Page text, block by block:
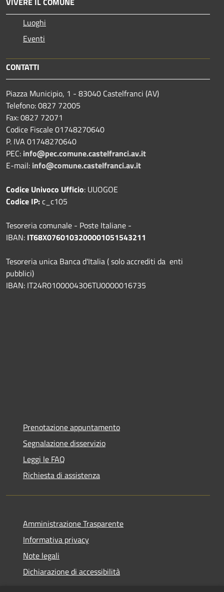
Luoghi
Eventi
CONTATTI
Piazza Municipio, 1 - 83040 Castelfranci (AV)
Telefono: 0827 72005
Fax: 0827 72071
Codice Fiscale 01748270640
P. IVA 01748270640
PEC: info@pec.comune.castelfranci.av.it
E-mail: info@comune.castelfranci.av.it
Codice Univoco Ufficio: UUOGOE
Codice IP:c_c105
Tesoreria comunale - Poste Italiane -
IBAN: IT68X0760103200001051543211
Tesoreria unica Banca d'Italia ( solo accrediti da enti
pubblici)
IBAN: IT24R0100004306TU0000016735
Prenotazione appuntamento
Segnalazione disservizio
Leggi le FAQ
Richiesta di assistenza
Amministrazione Trasparente
Informativa privacy
Note legali
Dichiarazione di accessibilità